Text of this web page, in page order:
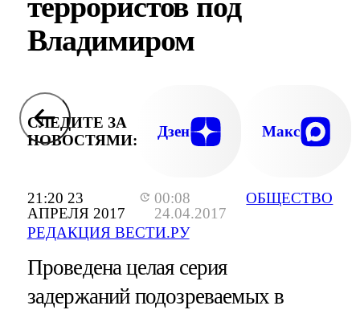
21:20 23
АПРЕЛЯ 2017
00:08
24.04.2017
РЕДАКЦИЯ ВЕСТИ.РУ
ОБЩЕСТВО
Владимиром
СЛЕДИТЕ ЗА
НОВОСТЯМИ:
Дзен Макс
Проведена целая серия
задержаний подозреваемых в